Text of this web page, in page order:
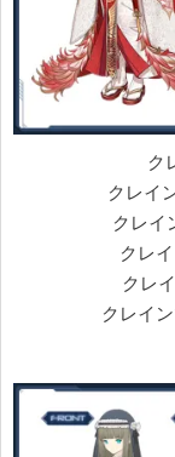
ク
クレイ
クレイ
クレ
クレ
クレイ